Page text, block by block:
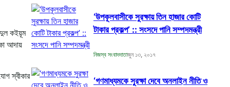
কইয়ূম
আদায়
স্বীকার
‘উপকূলবাসীকে সুরক্ষায় তিন হাজার কোটি
টাকার প্রকল্প’ :: সংসদে পানি সম্পদমন্ত্রী
নিজস্ব সংবাদদাতাজুন ১৩, ২০১৭
‘গণমাধ্যমকে সুরক্ষা দেবে অনলাইন নীতি ও